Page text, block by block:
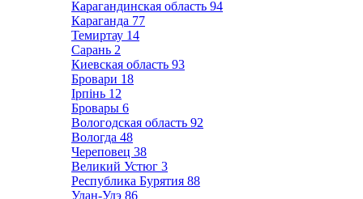
Карагандинская область 94
Караганда 77
Темиртау 14
Сарань 2
Киевская область 93
Бровари 18
Ірпінь 12
Бровары 6
Вологодская область 92
Вологда 48
Череповец 38
Великий Устюг 3
Республика Бурятия 88
Улан-Удэ 86